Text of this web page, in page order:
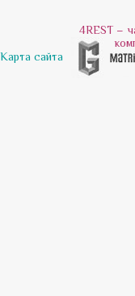
4REST –
Карта сайта